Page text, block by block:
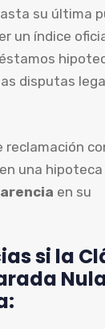
su última
un índice
disputas
reclamación
una
en su
si la